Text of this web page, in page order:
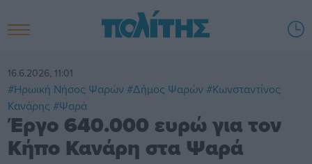
16.6.2026, 11:01
#Ηρωική Νήσος Ψαρών #Δήμος Ψαρών #Κωνσταντίνος
Κανάρης #Ψαρά
Έργο 640.000 ευρώ για τον
Κήπο Κανάρη στα Ψαρά